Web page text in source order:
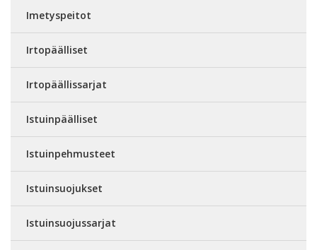
Imetyspeitot
Irtopäälliset
Irtopäällissarjat
Istuinpäälliset
Istuinpehmusteet
Istuinsuojukset
Istuinsuojussarjat